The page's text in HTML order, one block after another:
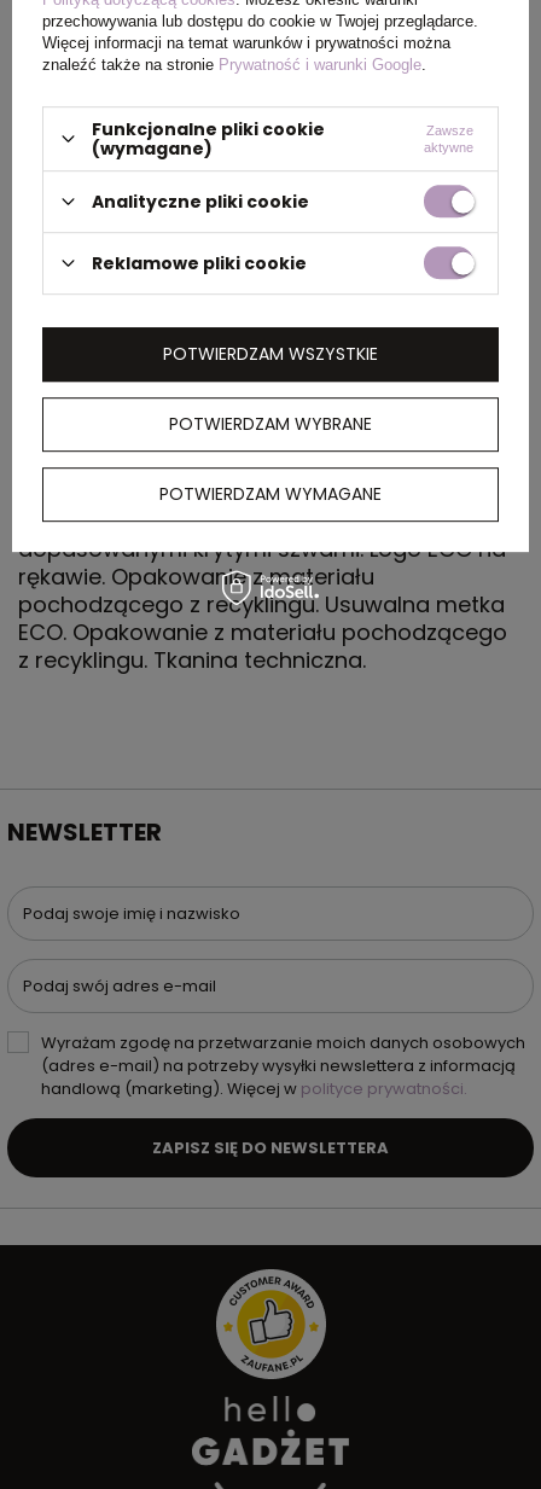
PAKOWANIE
Wymiary
kartonu
zewnętrznego
44 x 32 x 17 cm
Waga
5 kg
OPIS
Techniczna koszulka z krótkim rękawem z
poliestru CONTROL-DRY pochodzącego z
recyklingu. Ściągacz wokół szyi z
dopasowanymi krytymi szwami. Logo ECO na
rękawie. Opakowanie z materiału
pochodzącego z recyklingu. Usuwalna metka
ECO. Opakowanie z materiału pochodzącego
z recyklingu. Tkanina techniczna.
NEWSLETTER
Podaj swoje imię i nazwisko
Podaj swój adres e-mail
Wyrażam zgodę na przetwarzanie moich danych osobowych
(adres e-mail) na potrzeby wysyłki newslettera z informacją
handlową (marketing). Więcej w polityce prywatności.
ZAPISZ SIĘ DO NEWSLETTERA
przechowywania lub dostępu do cookie w Twojej przeglądarce.
Więcej informacji na temat warunków i prywatności można
znaleźć także na stronie Prywatność i warunki Google
Funkcjonalne pliki cookie
(wymagane)
Zawsze
aktywne
Analityczne pliki cookie
Reklamowe pliki cookie
POTWIERDZAM WYBRANE
POTWIERDZAM WYMAGANE
POTWIERDZAM WSZYSTKIE